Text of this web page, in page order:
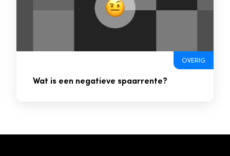
OVERIG
Wat is een negatieve spaarrente?